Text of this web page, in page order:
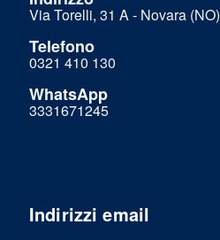
Via Torelli, 31 A - Novara (NO)
Telefono
0321 410 130
WhatsApp
3331671245
Indirizzi email